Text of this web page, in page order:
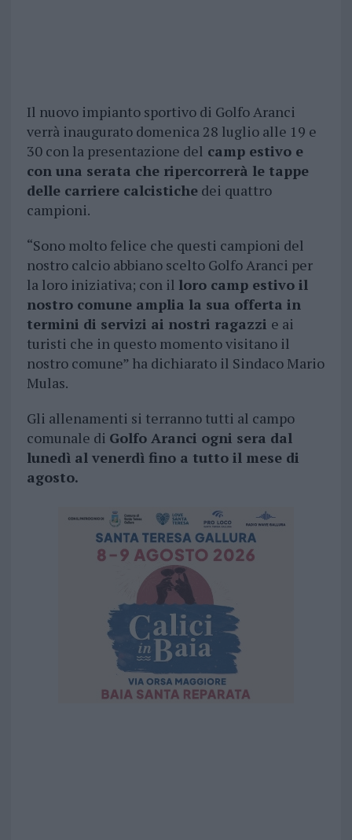
Il nuovo impianto sportivo di Golfo Aranci
verrà inaugurato domenica 28 luglio alle 19 e
30 con la presentazione del camp estivo e
con una serata che ripercorrerà le tappe
delle carriere calcistichedei quattro
campioni.
“Sono molto felice che questi campioni del
nostro calcio abbiano scelto Golfo Aranci per
la loro iniziativa; con il loro camp estivo il
nostro comune amplia la sua offerta in
termini di servizi ai nostri ragazzi e ai
turisti che in questo momento visitano il
nostro comune” ha dichiarato il Sindaco Mario
Mulas.
Gli allenamenti si terranno tutti al campo
comunale di Golfo Aranci ogni sera dal
lunedì al venerdì fino a tutto il mese di
agosto.